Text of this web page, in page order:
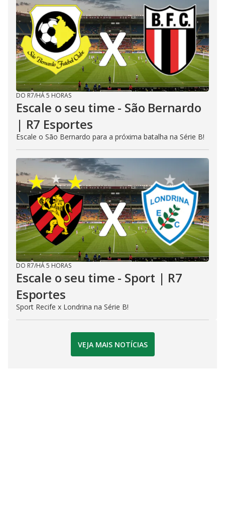
DO R7/HÁ 5 HORAS
Escale o seu time - São Bernardo
| R7 Esportes
Escale o São Bernardo para a próxima batalha na Série B!
DO R7/HÁ 5 HORAS
Escale o seu time - Sport | R7
Esportes
Sport Recife x Londrina na Série B!
VEJA MAIS NOTÍCIAS